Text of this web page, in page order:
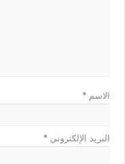
الاسم*
البريد الإلكتروني*